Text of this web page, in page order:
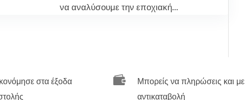
να αναλύσουμε την εποχιακή...
στα έξοδα

Μπορείς να πληρώσεις και με
αντικαταβολή